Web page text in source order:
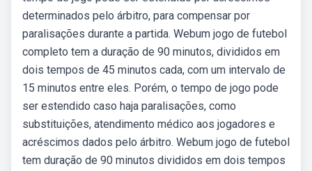
determinados pelo árbitro, para compensar por
paralisações durante a partida. Webum jogo de futebol
completo tem a duração de 90 minutos, divididos em
dois tempos de 45 minutos cada, com um intervalo de
15 minutos entre eles. Porém, o tempo de jogo pode
ser estendido caso haja paralisações, como
substituições, atendimento médico aos jogadores e
acréscimos dados pelo árbitro. Webum jogo de futebol
tem duração de 90 minutos divididos em dois tempos